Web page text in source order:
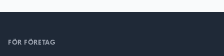
FÖR FÖRETAG